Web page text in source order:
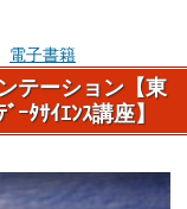
電子書籍
テーション【東
ﾀｻｲｴﾝｽ講座】